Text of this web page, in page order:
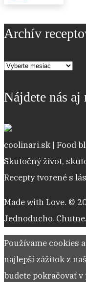
Archív
Archív
Nájdete nás aj
coolinari.sk | Food
Skutočný život,
Recepty tvorené s
Made with Love. ©
Jednoducho.
Používame cookies
najlepší zážitok z
budete pokračovať